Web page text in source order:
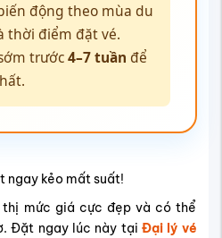
động theo mùa du
thời điểm đặt vé.
trước4–7 tuần để
ngay kẻo mất suất!
thị mức giá cực đẹp và có thể
Đặt ngay lúc này tại Đại lý vé